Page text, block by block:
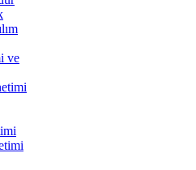
ve